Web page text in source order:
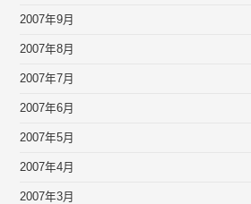
2007年9月
2007年8月
2007年7月
2007年6月
2007年5月
2007年4月
2007年3月